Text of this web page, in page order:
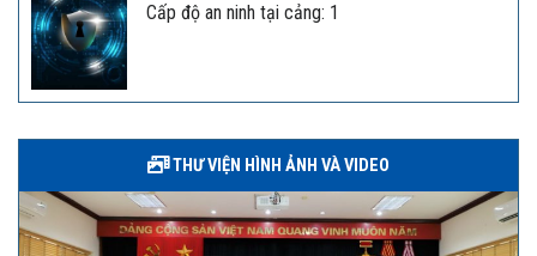
Cấp độ an ninh tại cảng: 1
THƯ VIỆN HÌNH ẢNH VÀ VIDEO